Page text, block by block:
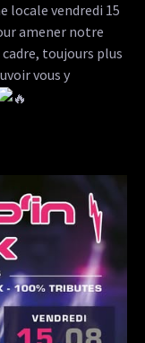
locale vendredi 15
amener notre
toujours plus
vous y